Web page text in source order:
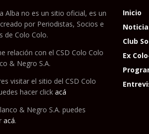
Alba no es un sitio oficial, es un
por Periodistas, Socios e
de Colo Colo.
relación con el CSD Colo Colo
& Negro S.A.
visitar el sitio del CSD Colo
hacer click acá
& Negro S.A. puedes
acá.
Inicio
Club
Ex